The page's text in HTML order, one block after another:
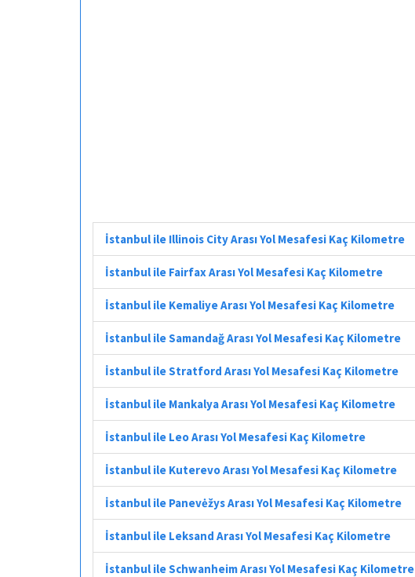
İstanbul ile Illinois City Arası Yol Mesafesi Kaç Kilometre
İstanbul ile Fairfax Arası Yol Mesafesi Kaç Kilometre
İstanbul ile Kemaliye Arası Yol Mesafesi Kaç Kilometre
İstanbul ile Samandağ Arası Yol Mesafesi Kaç Kilometre
İstanbul ile Stratford Arası Yol Mesafesi Kaç Kilometre
İstanbul ile Mankalya Arası Yol Mesafesi Kaç Kilometre
İstanbul ile Leo Arası Yol Mesafesi Kaç Kilometre
İstanbul ile Kuterevo Arası Yol Mesafesi Kaç Kilometre
İstanbul ile Panevėžys Arası Yol Mesafesi Kaç Kilometre
İstanbul ile Leksand Arası Yol Mesafesi Kaç Kilometre
İstanbul ile Schwanheim Arası Yol Mesafesi Kaç Kilometre